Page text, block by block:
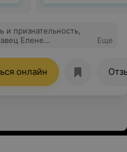
и признательность,
Елене
подобранное
Ваши блокады
Еще
онлайн